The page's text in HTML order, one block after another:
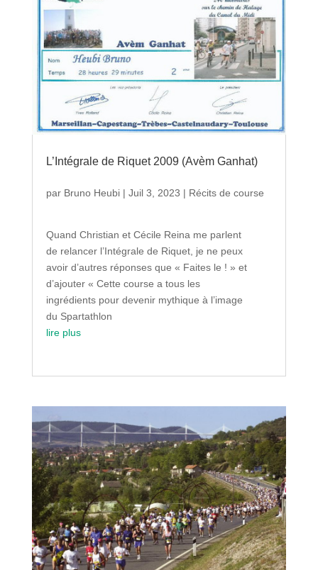
L’Intégrale de Riquet 2009 (Avèm Ganhat)
par Bruno Heubi| Juil 3, 2023 | Récits de course
Quand Christian et Cécile Reina me parlent
de relancer l’Intégrale de Riquet, je ne peux
avoir d’autres réponses que « Faites le ! » et
d’ajouter « Cette course a tous les
ingrédients pour devenir mythique à l’image
du Spartathlon
lire plus